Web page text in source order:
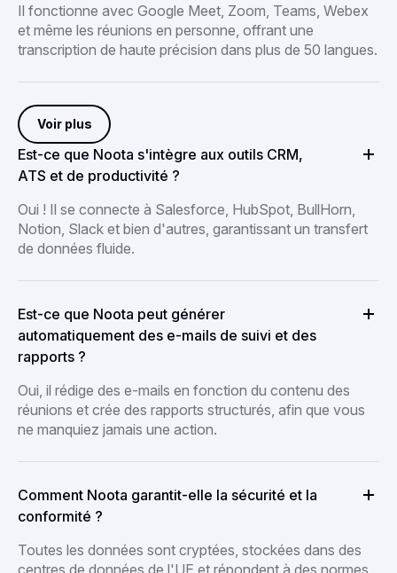
Il fonctionne avec Google Meet, Zoom, Teams, Webex
et même les réunions en personne, offrant une
transcription de haute précision dans plus de 50 langues.
Voir plus
Est-ce que Noota s'intègre aux outils CRM,
ATS et de productivité ?
Oui ! Il se connecte à Salesforce, HubSpot, BullHorn,
Notion, Slack et bien d'autres, garantissant un transfert
de données fluide.
Est-ce que Noota peut générer
automatiquement des e-mails de suivi et des
rapports ?
Oui, il rédige des e-mails en fonction du contenu des
réunions et crée des rapports structurés, afin que vous
ne manquiez jamais une action.
Comment Noota garantit-elle la sécurité et la
conformité ?
Toutes les données sont cryptées, stockées dans des
centres de données de l'UE et répondent à des normes